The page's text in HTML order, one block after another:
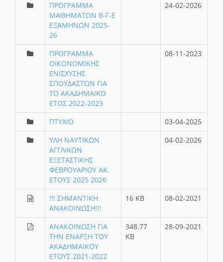
ΠΡΟΓΡΑΜΜΑ
ΜΑΘΗΜΑΤΩΝ Β-Γ-Ε
ΕΞΑΜΗΝΩΝ 2025-
26
24-02-2026
ΠΡΟΓΡΑΜΜΑ
ΟΙΚΟΝΟΜΙΚΗΣ
ΕΝΙΣΧΥΣΗΣ
ΣΠΟΥΔΑΣΤΩΝ ΓΙΑ
ΤΟ ΑΚΑΔΗΜΑΙΚΟ
ΕΤΟΣ 2022-2023
08-11-2023
ΠΤΥΧΙΟ
03-04-2025
ΥΛΗ ΝΑΥΤΙΚΩΝ
ΑΓΓΛΙΚΩΝ
ΕΞΕΤΑΣΤΙΚΗΣ
ΦΕΒΡΟΥΑΡΙΟΥ ΑΚ.
ΕΤΟΥΣ 2025 2026
04-02-2026
!!! ΣΗΜΑΝΤΙΚΗ
ΑΝΑΚΟΙΝΩΣΗ!!!
16 KB 08-02-2021
ΑΝΑΚΟΙΝΩΣΗ ΓΙΑ
ΤΗΝ ΕΝΑΡΞΗ ΤΟΥ
ΑΚΑΔΗΜΑΙΚΟΥ
ΕΤΟΥΣ 2021-2022
348.77
KB
28-09-2021